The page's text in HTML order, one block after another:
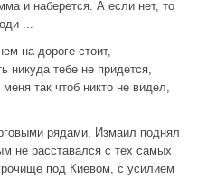
и наберется. А если нет, то
...
на дороге стоит, -
никуда тебе не придется,
так чтоб никто не видел,
рядами, Измаил поднял
не расставался с тех самых
под Киевом, с усилием